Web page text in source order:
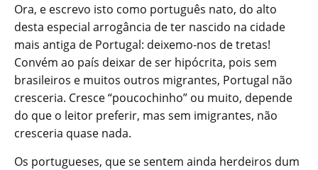
Ora, e escrevo isto como português nato, do alto
desta especial arrogância de ter nascido na cidade
mais antiga de Portugal: deixemo-nos de tretas!
Convém ao país deixar de ser hipócrita, pois sem
brasileiros e muitos outros migrantes, Portugal não
cresceria. Cresce “poucochinho” ou muito, depende
do que o leitor preferir, mas sem imigrantes, não
cresceria quase nada.
Os portugueses, que se sentem ainda herdeiros dum